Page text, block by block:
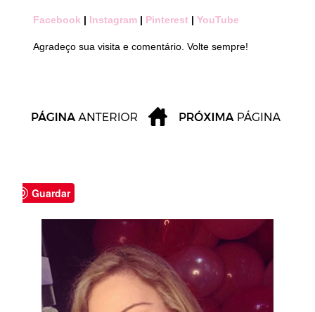
Facebook | Instagram | Pinterest | YouTube
Agradeço sua visita e comentário. Volte sempre!
Guardar